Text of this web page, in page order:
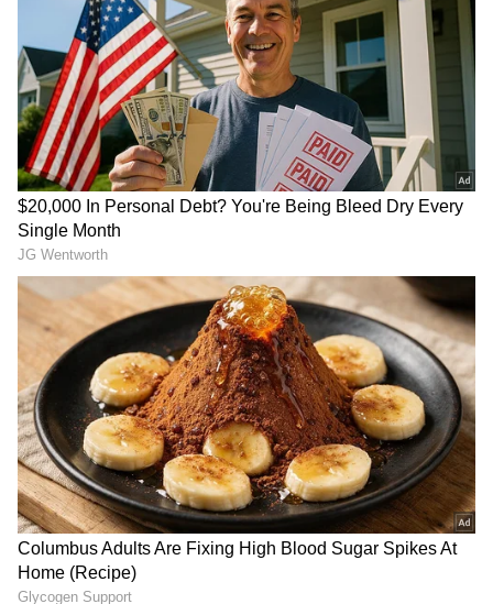
Related Articles
Rajamouli: రాజమౌళి ఫస్ట్ డైరెక్టర్‌గా చేసింది ఏంటో
తెలుసా? స్టూడెంట్‌ నెం 1 కాదు.. ఎస్వీఆర్‌ రిజెక్ట్
చేయడంతో
Mahesh babu: రీమేక్‌ అని ఇండస్ట్రీ హిట్‌ని మిస్‌
చేసుకున్న మహేష్‌.. లవర్‌ బాయ్‌ జాతకమే
మారిపోయింది
3
4